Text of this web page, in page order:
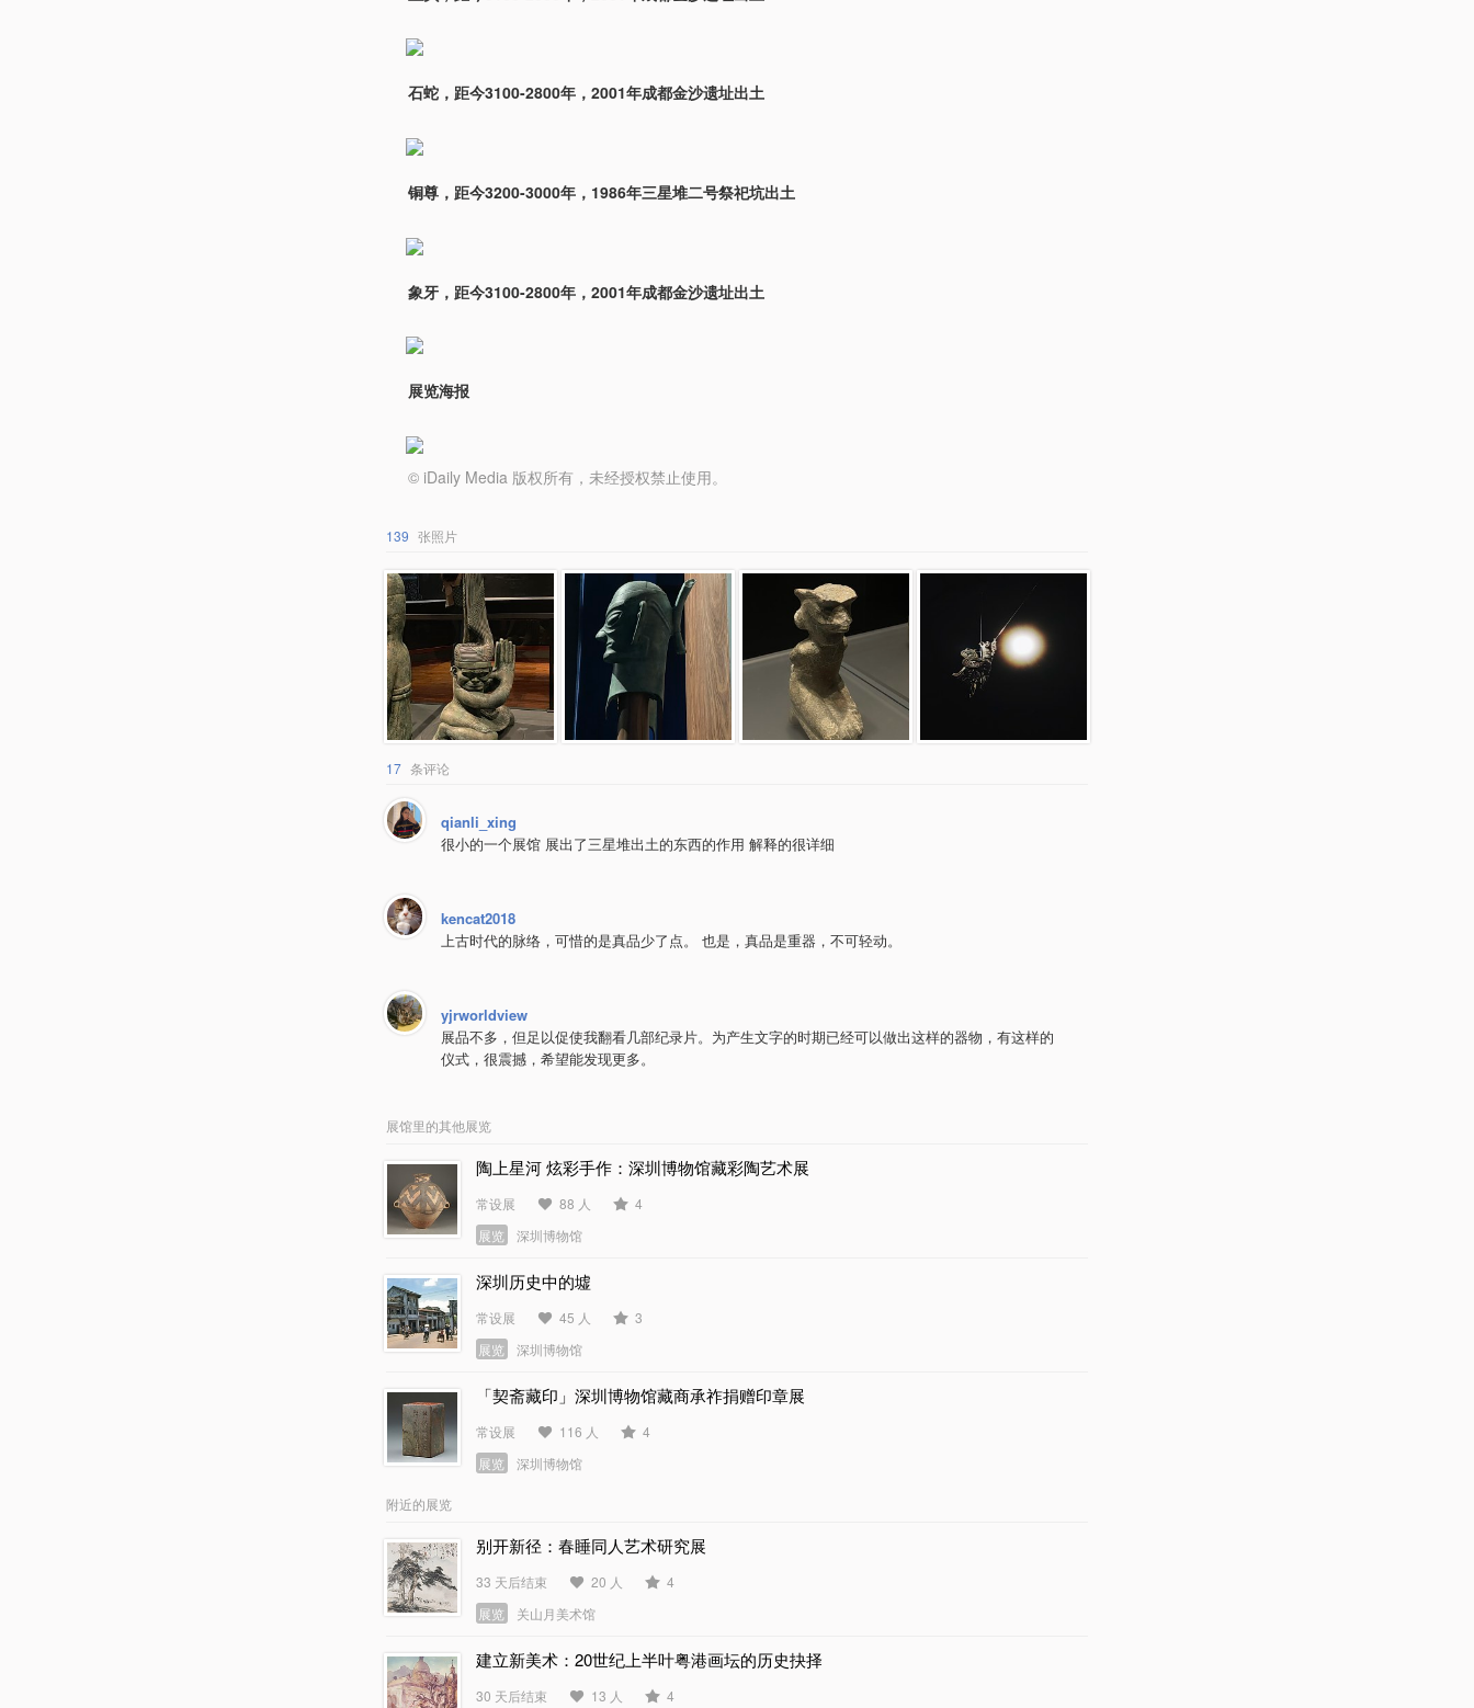
石蛇，距今3100-2800年，2001年成都金沙遗址出土
铜尊，距今3200-3000年，1986年三星堆二号祭祀坑出土
象牙，距今3100-2800年，2001年成都金沙遗址出土
展览海报
© iDaily Media 版权所有，未经授权禁止使用。
139 张照片
17 条评论
qianli_xing
很小的一个展馆 展出了三星堆出土的东西的作用 解释的很详细
kencat2018
上古时代的脉络，可惜的是真品少了点。 也是，真品是重器，不可轻动。
yjrworldview
展品不多，但足以促使我翻看几部纪录片。为产生文字的时期已经可以做出这样的器物，有这样的
仪式，很震撼，希望能发现更多。
展馆里的其他展览
陶上星河 炫彩手作：深圳博物馆藏彩陶艺术展
常设展 88 人
4
展览
深圳博物馆
深圳历史中的墟
常设展 45 人
3
展览
深圳博物馆
「契斋藏印」深圳博物馆藏商承祚捐赠印章展
常设展 116 人
4
展览
深圳博物馆
附近的展览
别开新径：春睡同人艺术研究展
33 天后结束 20 人
4
展览
关山月美术馆
建立新美术：20世纪上半叶粤港画坛的历史抉择
30 天后结束 13 人 4